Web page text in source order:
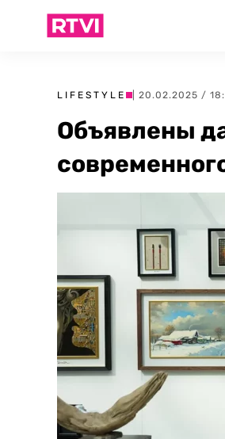
LIFESTYLE | 20.02.2025 /
Объявлены